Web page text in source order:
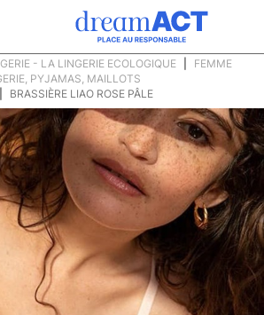
- LA LINGERIE ECOLOGIQUE
FEMME
PYJAMAS, MAILLOTS
BRASSIÈRE LIAO ROSE PÂLE